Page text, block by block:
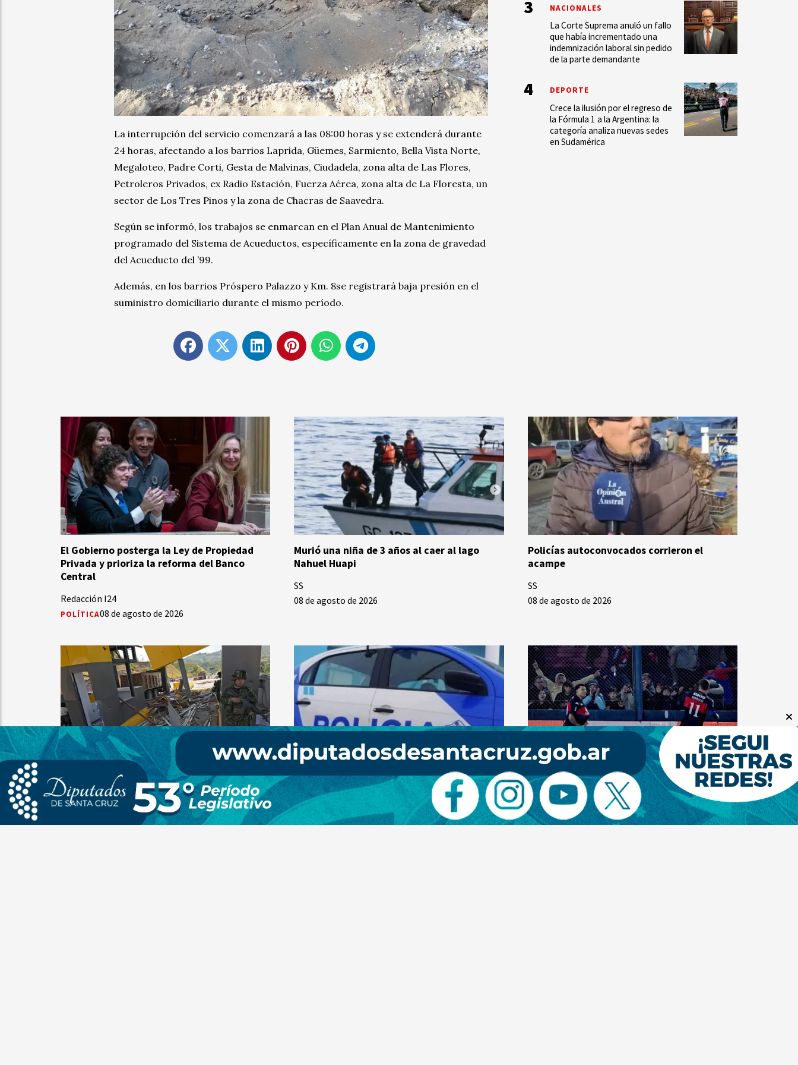
La interrupción del servicio comenzará a las 08:00 horas y se extenderá durante
24 horas, afectando a los barrios Laprida, Güemes, Sarmiento, Bella Vista Norte,
Megaloteo, Padre Corti, Gesta de Malvinas, Ciudadela, zona alta de Las Flores,
Petroleros Privados, ex Radio Estación, Fuerza Aérea, zona alta de La Floresta, un
sector de Los Tres Pinos y la zona de Chacras de Saavedra.
Según se informó, los trabajos se enmarcan en el Plan Anual de Mantenimiento
programado del Sistema de Acueductos, específicamente en la zona de gravedad
del Acueducto del ’99.
Además, en los barrios Próspero Palazzo y Km. 8se registrará baja presión en el
suministro domiciliario durante el mismo período.
El Gobierno posterga la Ley de Propiedad
Privada y prioriza la reforma del Banco
Central
Redacción I24
POLÍTICA08 de agosto de 2026
Murió una niña de 3 años al caer al lago
Nahuel Huapi
SS
08 de agosto de 2026
Policías autoconvocados corrieron el
acampe
SS
08 de agosto de 2026
Atentado con explosivos en Colombia:
destruyeron un peaje tras la asunción de
Abelardo de la Espriella
Redacción I24
Caleta Olivis: Hallaron sin vida a un hombre
en una vivienda
SS
08 de agosto de 2026
Tigre le pegó otro zarpazo a River
Redacción I24
DEPORTE08 de agosto de 2026
La Corte Suprema anuló un fallo
que había incrementado una
indemnización laboral sin pedido
de la parte demandante
NACIONALES
Crece la ilusión por el regreso de
la Fórmula 1 a la Argentina: la
categoría analiza nuevas sedes
en Sudamérica
DEPORTE